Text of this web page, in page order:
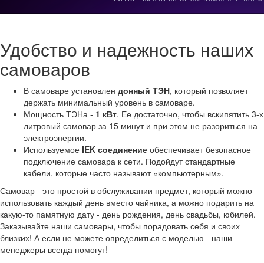
Удобство и надежность наших
самоваров
В самоваре установлен донный ТЭН, который позволяет
держать минимальный уровень в самоваре.
Мощность ТЭНа - 1 кВт. Ее достаточно, чтобы вскипятить 3-х
литровый самовар за 15 минут и при этом не разориться на
электроэнергии.
Используемое IEK соединение обеспечивает безопасное
подключение самовара к сети. Подойдут стандартные
кабели, которые часто называют «компьютерным».
Самовар - это простой в обслуживании предмет, который можно
использовать каждый день вместо чайника, а можно подарить на
какую-то памятную дату - день рождения, день свадьбы, юбилей.
Заказывайте наши самовары, чтобы порадовать себя и своих
близких! А если не можете определиться с моделью - наши
менеджеры всегда помогут!